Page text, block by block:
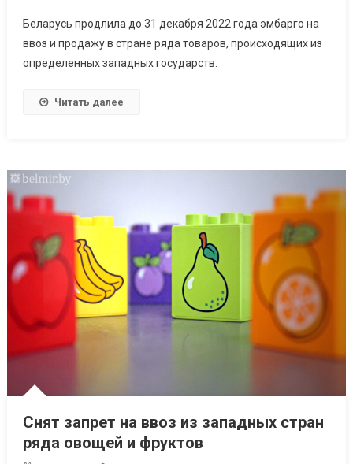
Беларусь продлила до 31 декабря 2022 года эмбарго на
ввоз и продажу в стране ряда товаров, происходящих из
определенных западных государств.
Читать далее
Снят запрет на ввоз из западных стран
ряда овощей и фруктов